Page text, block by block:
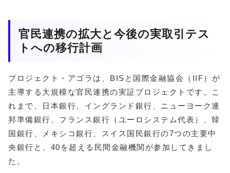
官民連携の拡大と今後の実取引テス
トへの移行計画
プロジェクト・アゴラは、BISと国際金融協会（IIF）が
主導する大規模な官民連携の実証プロジェクトです。こ
れまで、日本銀行、イングランド銀行、ニューヨーク連
邦準備銀行、フランス銀行（ユーロシステム代表）、韓
国銀行、メキシコ銀行、スイス国民銀行の7つの主要中
央銀行と、40を超える民間金融機関が参加してきまし
た。